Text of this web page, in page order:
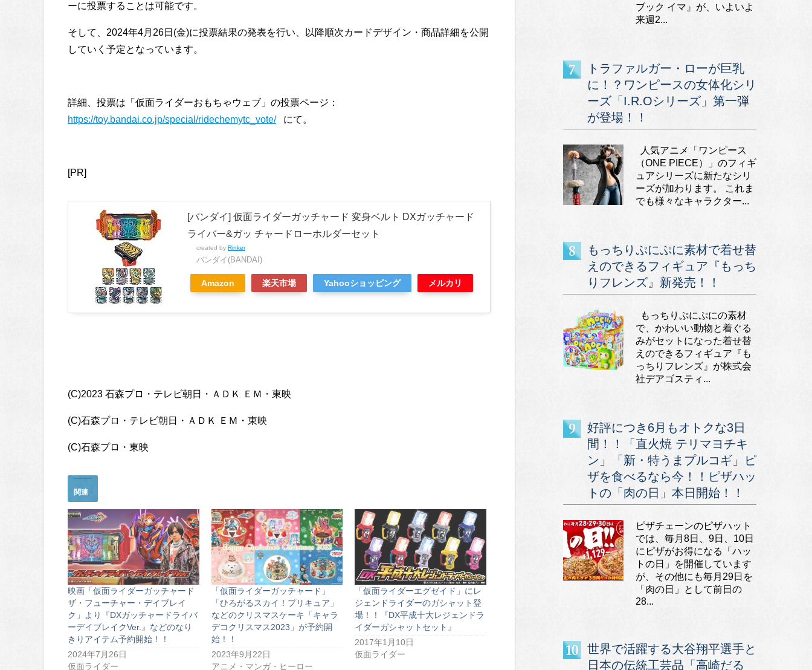
ーに投票することは可能です。
そして、2024年4月26日(金)に投票結果の発表を行い、以降順次カードデザイン・商品詳細を公開
していく予定となっています。
詳細、投票は「仮面ライダーおもちゃウェブ」の投票ページ：
https://toy.bandai.co.jp/special/ridechemytc_vote/にて。
[PR]
[バンダイ] 仮面ライダーガッチャード 変身ベルト DXガッチャード
ライバー&ガッ チャードローホルダーセット
created by Rinker
バンダイ(BANDAI)
Amazon 楽天市場 Yahooショッピング メルカリ
(C)2023 石森プロ・テレビ朝日・ＡＤＫ ＥＭ・東映
(C)石森プロ・テレビ朝日・ＡＤＫ ＥＭ・東映
(C)石森プロ・東映
関連
映画「仮面ライダーガッチャード
ザ・フューチャー・デイブレイ
ク」より『DXガッチャードライバ
ーデイブレイクVer.』などのなり
きりアイテム予約開始！！
2024年7月26日
仮面ライダー
「仮面ライダーガッチャード」
「ひろがるスカイ！プリキュア」
などのクリスマスケーキ「キャラ
デコクリスマス2023」が予約開
始！！
2023年9月22日
アニメ・マンガ・ヒーロー
「仮面ライダーエグゼイド」にレ
ジェンドライダーのガシャット登
場！！『DX平成十大レジェンドラ
イダーガシャットセット』
2017年1月10日
仮面ライダー
ブック イマ』が、いよいよ
来週2...
トラファルガー・ローが巨乳
に！？ワンピースの女体化シリ
ーズ「I.R.Oシリーズ」第一弾
が登場！！
人気アニメ「ワンピース
（ONE PIECE）」のフィギ
ュアシリーズに新たなシリ
ーズが加わります。 これま
でも様々なキャラクター...
もっちりぷにぷに素材で着せ替
えのできるフィギュア『もっち
りフレンズ』新発売！！
もっちりぷにぷにの素材
で、かわいい動物と着ぐる
みがセットになった着せ替
えのできるフィギュア『も
っちりフレンズ』が株式会
社デアゴスティ...
好評につき6月もオトクな3日
間！！「直火焼 テリマヨチキ
ン」「新・特うまプルコギ」ピ
ザを食べるなら今！！ピザハッ
トの「肉の日」本日開始！！
ピザチェーンのピザハット
では、毎月8日、9日、10日
にピザがお得になる「ハッ
トの日」を開催しています
が、その他にも毎月29日を
「肉の日」として前日の
28...
世界で活躍する大谷翔平選手と
日本の伝統工芸品「高崎だる